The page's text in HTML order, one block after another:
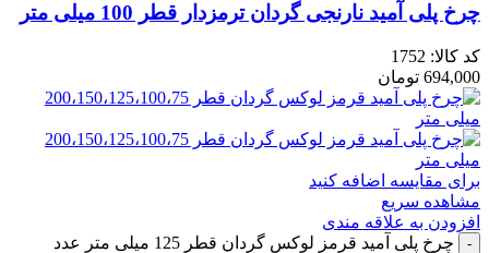
چرخ پلی آمید نارنجی گردان ترمزدار قطر 100 میلی متر
کد کالا: 1752
694,000 تومان
برای مقایسه اضافه کنید
مشاهده سریع
افزودن به علاقه مندی
چرخ پلی آمید قرمز لوکس گردان قطر 125 میلی متر عدد